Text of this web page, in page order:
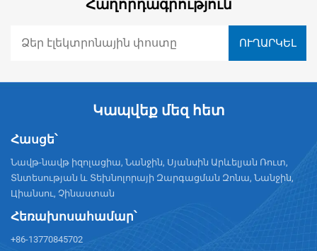
Հաղորդագրություն
Կապվեք մեզ հետ
Հասցե՝
Նավթ-նավթ իզոլացիա, Նանջին, Սյանսին Արևելյան Ռուտ,
Տնտեսության և Տեխնոլորայի Զարգացման Զոնա, Նանջին,
Цիանսու, Չինաստան
Հեռախոսահամար՝
+86-13770845702